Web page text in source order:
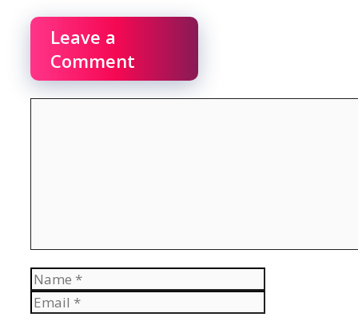
Leave a
Comment
Name
Email